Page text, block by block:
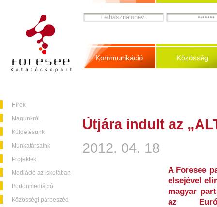
Hírek
Magunkról
Küldetésünk
Munkatársaink
Projektek
Mediáció az iskolában
Börtönmediáció
Közösségi párbeszéd
Kommunikáció Közösség
Útjára indult az
2012. 04. 18
A Foresee
elsejével
magyar
az